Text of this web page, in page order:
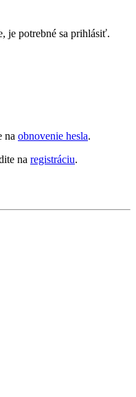
je potrebné sa prihlásiť.
na obnovenie hesla.
na registráciu.